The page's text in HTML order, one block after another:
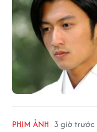
PHIM ẢNH 3 giờ trước